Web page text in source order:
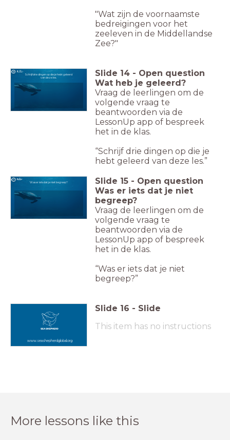
"Wat zijn de voornaamste
bedreigingen voor het
zeeleven in de Middellandse
Zee?"
Schrijf drie dingen op die je hebt geleerd
van deze les.
Slide 14 - Open question
Wat heb je geleerd?
Vraag de leerlingen om de
volgende vraag te
beantwoorden via de
LessonUp app of bespreek
het in de klas.
“Schrijf drie dingen op die je
hebt geleerd van deze les.”
Was er iets dat je niet begreep? Slide 15 - Open question
Was er iets dat je niet
begreep?
Vraag de leerlingen om de
volgende vraag te
beantwoorden via de
LessonUp app of bespreek
het in de klas.
“Was er iets dat je niet
begreep?”
www.seashepherdglobal.org
Slide 16 - Slide
This item has no instructions
More lessons like this